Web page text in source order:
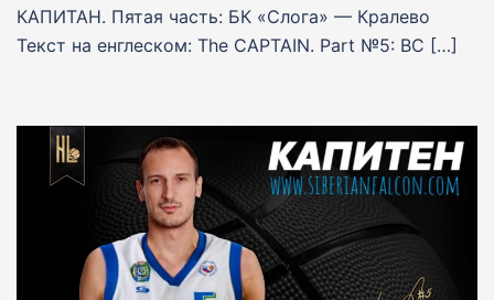
КАПИТАН. Пятая часть: БК «Слога» — Кралево
Текст на енглеском: The CAPTAIN. Part №5: BC […]